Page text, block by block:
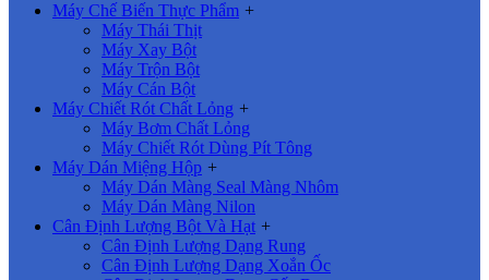
Máy Chế Biến Thực Phẩm +
Máy Thái Thịt
Máy Xay Bột
Máy Trộn Bột
Máy Cán Bột
Máy Chiết Rót Chất Lỏng +
Máy Bơm Chất Lỏng
Máy Chiết Rót Dùng Pít Tông
Máy Dán Miệng Hộp +
Máy Dán Màng Seal Màng Nhôm
Máy Dán Màng Nilon
Cân Định Lượng Bột Và Hạt +
Cân Định Lượng Dạng Rung
Cân Định Lượng Dạng Xoắn Ốc